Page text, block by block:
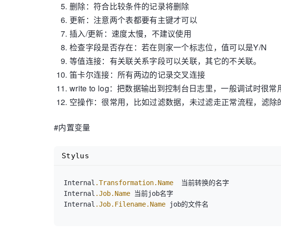
删除：符合比较条件的记录将删除
更新：注意两个表都要有主键才可以
插入/更新：速度太慢，不建议使用
检查字段是否存在：若在则家一个标志位，值可以是Y/N
等值连接：有关联关系字段可以关联，其它的不关联。
笛卡尔连接：所有两边的记录交叉连接
write to log：把数据输出到控制台日志里，一般调试时很常
空操作：很常用，比如过滤数据，未过滤走正常流程，滤
#内置变量
Internal .Transformation.Name
  当前转换的名字
Internal .Job.Name 当前job名字
Internal .Job.Filename.Name
Stylus